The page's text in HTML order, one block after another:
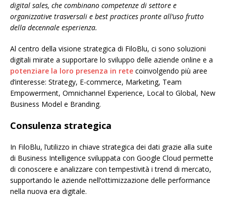
digital sales, che combinano competenze di settore e
organizzative trasversali e best practices pronte all’uso frutto
della decennale esperienza.
Al centro della visione strategica di FiloBlu, ci sono soluzioni
digitali mirate a supportare lo sviluppo delle aziende online e a
potenziare la loro presenza in rete coinvolgendo più aree
d’interesse: Strategy, E-commerce, Marketing, Team
Empowerment, Omnichannel Experience, Local to Global, New
Business Model e Branding.
Consulenza strategica
In FiloBlu, l’utilizzo in chiave strategica dei dati grazie alla suite
di Business Intelligence sviluppata con Google Cloud permette
di conoscere e analizzare con tempestività i trend di mercato,
supportando le aziende nell’ottimizzazione delle performance
nella nuova era digitale.